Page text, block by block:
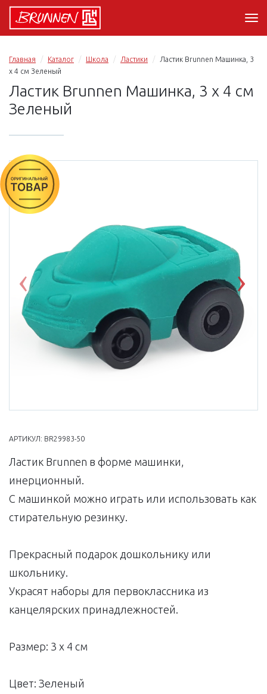
Главная Каталог Школа Ластики
Ластик Brunnen Машинка, 3
х 4 см Зеленый
Ластик Brunnen Машинка, 3 х 4 см
Зеленый
Previous
АРТИКУЛ: BR29983-50
Ластик Brunnen в форме машинки,
инерционный.
С машинкой можно играть или использовать как
стирательную резинку.
Прекрасный подарок дошкольнику или
школьнику.
Украсят наборы для первоклассника из
канцелярских принадлежностей.
Размер: 3 х 4 см
Цвет: Зеленый